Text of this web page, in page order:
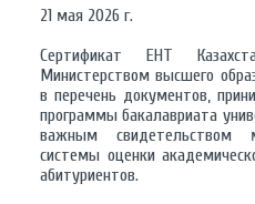
21 мая 2026 г.
Сертификат ЕНТ
Министерством высшего
в перечень документов,
программы бакалавриата
важным свидетельством
системы оценки
абитуриентов.